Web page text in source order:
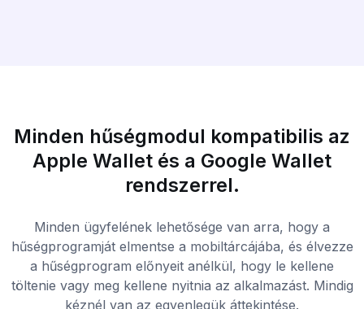
Minden hűségmodul kompatibilis az
Apple Wallet és a Google Wallet
rendszerrel.
Minden ügyfelének lehetősége van arra, hogy a
hűségprogramját elmentse a mobiltárcájába, és élvezze
a hűségprogram előnyeit anélkül, hogy le kellene
töltenie vagy meg kellene nyitnia az alkalmazást. Mindig
kéznél van az egyenlegük áttekintése.